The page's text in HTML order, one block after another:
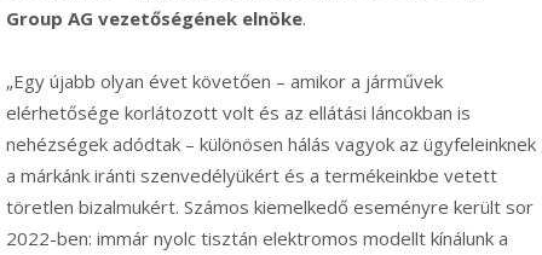
Group AG vezetőségének elnöke.
„Egy újabb olyan évet követően – amikor a járművek
elérhetősége korlátozott volt és az ellátási láncokban is
nehézségek adódtak – különösen hálás vagyok az ügyfeleinknek
a márkánk iránti szenvedélyükért és a termékeinkbe vetett
töretlen bizalmukért. Számos kiemelkedő eseményre került sor
2022-ben: immár nyolc tisztán elektromos modellt kínálunk a